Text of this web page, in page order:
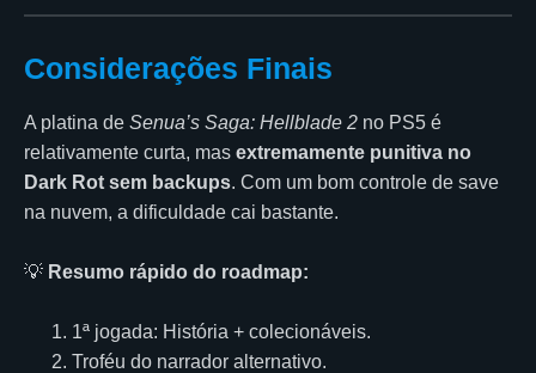
Considerações Finais
A platina de Senua’s Saga: Hellblade 2 no PS5 é
relativamente curta, mas extremamente punitiva no
Dark Rot sem backups. Com um bom controle de save
na nuvem, a dificuldade cai bastante.
💡 Resumo rápido do roadmap:
1ª jogada: História + colecionáveis.
Troféu do narrador alternativo.